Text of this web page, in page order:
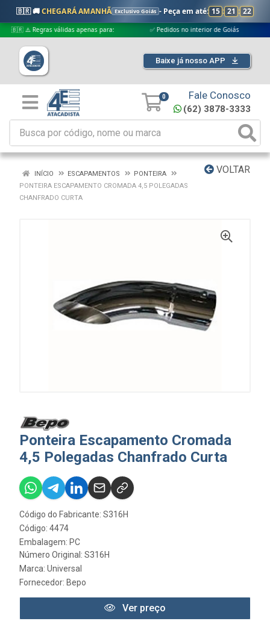
🇧🇷 🚚CHEGARÁ AMANHÃ Exclusivo Goiás - Peça em até: 15 : 21 : 22
⚠️ Regras válidas apenas para: ✅ Pedidos no interior de Goiás
Baixe já nosso APP
0 Fale Conosco
(62) 3878-3333
VOLTAR
INÍCIO ESCAPAMENTOS
PONTEIRA
PONTEIRA ESCAPAMENTO CROMADA 4,5 POLEGADAS
CHANFRADO CURTA
Ponteira Escapamento Cromada
4,5 Polegadas Chanfrado Curta
Código do Fabricante: S316H
Código: 4474
Embalagem: PC
Número Original: S316H
Marca: Universal
Fornecedor: Bepo
Ver preço